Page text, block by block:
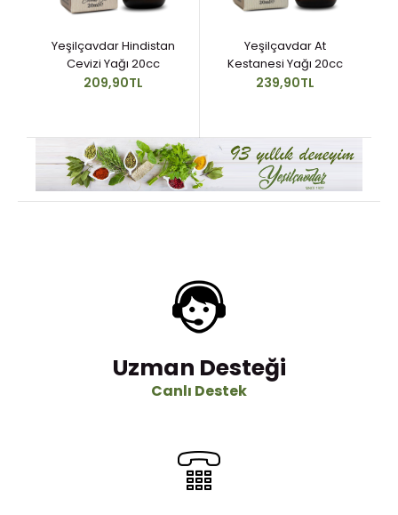
Yeşilçavdar Hindistan
Cevizi Yağı 20cc
209,90TL
Yeşilçavdar At
Kestanesi Yağı 20cc
239,90TL
Uzman Desteği
Canlı Destek